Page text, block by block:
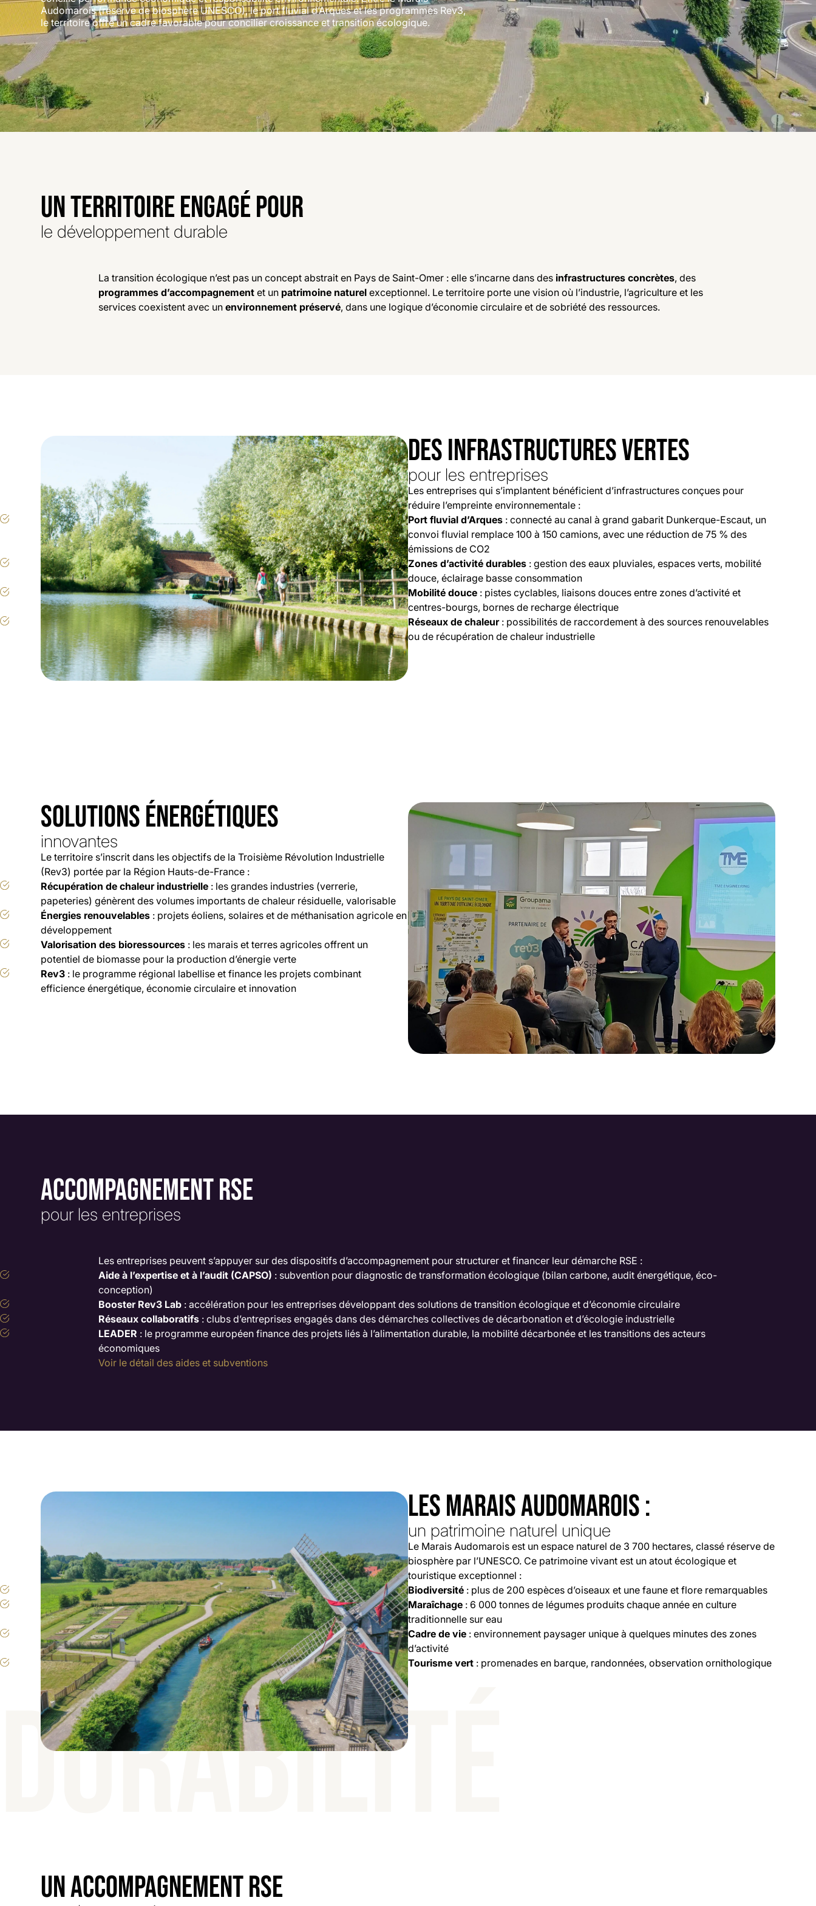
Audomarois (réserve de biosphère UNESCO), le port fluvial d’Arques et les programmes Rev3,
le territoire offre un cadre favorable pour concilier croissance et transition écologique.
UN TERRITOIRE ENGAGÉ POUR
le développement durable
La transition écologique n’est pas un concept abstrait en Pays de Saint-Omer : elle s’incarne dans des infrastructures concrètes, des
programmes d’accompagnement et un patrimoine naturel exceptionnel. Le territoire porte une vision où l’industrie, l’agriculture et les
services coexistent avec un environnement préservé, dans une logique d’économie circulaire et de sobriété des ressources.
DES INFRASTRUCTURES VERTES
pour les entreprises
Les entreprises qui s’implantent bénéficient d’infrastructures conçues pour
réduire l’empreinte environnementale :
Port fluvial d’Arques : connecté au canal à grand gabarit Dunkerque-Escaut, un
convoi fluvial remplace 100 à 150 camions, avec une réduction de 75 % des
émissions de CO2
Zones d’activité durables : gestion des eaux pluviales, espaces verts, mobilité
douce, éclairage basse consommation
Mobilité douce : pistes cyclables, liaisons douces entre zones d’activité et
centres-bourgs, bornes de recharge électrique
Réseaux de chaleur: possibilités de raccordement à des sources renouvelables
ou de récupération de chaleur industrielle
SOLUTIONS ÉNERGÉTIQUES
innovantes
Le territoire s’inscrit dans les objectifs de la Troisième Révolution Industrielle
(Rev3) portée par la Région Hauts-de-France :
Récupération de chaleur industrielle : les grandes industries (verrerie,
papeteries) génèrent des volumes importants de chaleur résiduelle, valorisable
Énergies renouvelables : projets éoliens, solaires et de méthanisation agricole en
développement
Valorisation des bioressources : les marais et terres agricoles offrent un
potentiel de biomasse pour la production d’énergie verte
Rev3 : le programme régional labellise et finance les projets combinant
efficience énergétique, économie circulaire et innovation
ACCOMPAGNEMENT RSE
pour les entreprises
Les entreprises peuvent s’appuyer sur des dispositifs d’accompagnement pour structurer et financer leur démarche RSE :
Aide à l’expertise et à l’audit (CAPSO) : subvention pour diagnostic de transformation écologique (bilan carbone, audit énergétique, éco-
conception)
Booster Rev3 Lab : accélération pour les entreprises développant des solutions de transition écologique et d’économie circulaire
Réseaux collaboratifs : clubs d’entreprises engagés dans des démarches collectives de décarbonation et d’écologie industrielle
LEADER : le programme européen finance des projets liés à l’alimentation durable, la mobilité décarbonée et les transitions des acteurs
économiques
Voir le détail des aides et subventions
DURABILITÉ
LES MARAIS AUDOMAROIS :
un patrimoine naturel unique
Le Marais Audomarois est un espace naturel de 3 700 hectares, classé réserve de
biosphère par l’UNESCO. Ce patrimoine vivant est un atout écologique et
touristique exceptionnel :
Biodiversité : plus de 200 espèces d’oiseaux et une faune et flore remarquables
Maraîchage : 6 000 tonnes de légumes produits chaque année en culture
traditionnelle sur eau
Cadre de vie : environnement paysager unique à quelques minutes des zones
d’activité
Tourisme vert : promenades en barque, randonnées, observation ornithologique
UN ACCOMPAGNEMENT RSE